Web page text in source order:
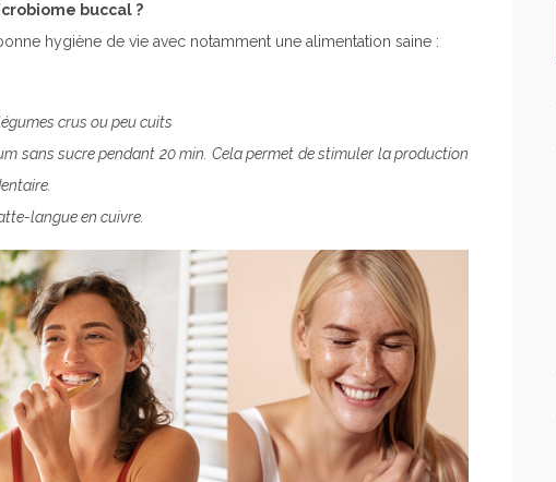
buccal ?
hygiène de vie avec notamment une alimentation saine :
crus ou peu cuits
sans sucre pendant 20 min. Cela permet de stimuler la production
langue en cuivre.